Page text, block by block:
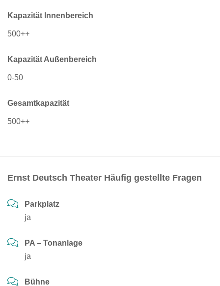
Kapazität Innenbereich
500++
Kapazität Außenbereich
0-50
Gesamtkapazität
500++
Ernst Deutsch Theater Häufig gestellte Fragen
Parkplatz
ja
PA – Tonanlage
ja
Bühne